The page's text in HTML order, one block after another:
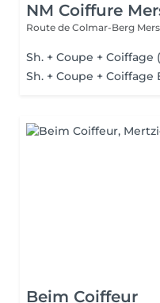
NM Coiffure
Route de Colmar-Berg
Sh. + Coupe + Coiffage
Sh. + Coupe + Coiffage
Beim Coiffeur